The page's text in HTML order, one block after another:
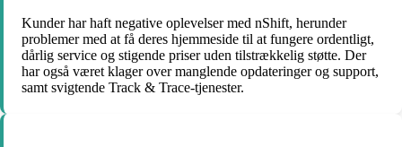
Kunder har haft negative oplevelser med nShift, herunder
problemer med at få deres hjemmeside til at fungere ordentligt,
dårlig service og stigende priser uden tilstrækkelig støtte. Der
har også været klager over manglende opdateringer og support,
samt svigtende Track & Trace-tjenester.